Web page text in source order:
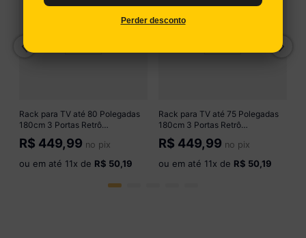
Rack para TV até 80 Polegadas
180cm 3 Portas Retrô
Multimóveis MP1103
Branco/Madeirado
R$ 449,99 no pix
ou em até 11x de R$ 50,19
Rack para TV até 75 Polegadas
180cm 3 Portas Retrô
Multimóveis MP1102
Madeirado/Preto
R$ 449,99 no pix
ou em até 11x de R$ 50,19
Perder desconto